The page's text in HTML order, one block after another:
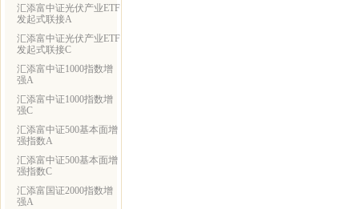
汇添富中证光伏产业ETF
发起式联接A
汇添富中证光伏产业ETF
发起式联接C
汇添富中证1000指数增
强A
汇添富中证1000指数增
强C
汇添富中证500基本面增
强指数A
汇添富中证500基本面增
强指数C
汇添富国证2000指数增
强A